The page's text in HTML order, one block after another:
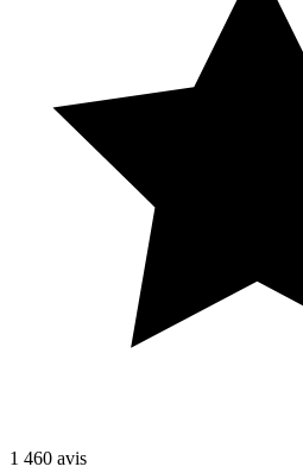
1 460 avis